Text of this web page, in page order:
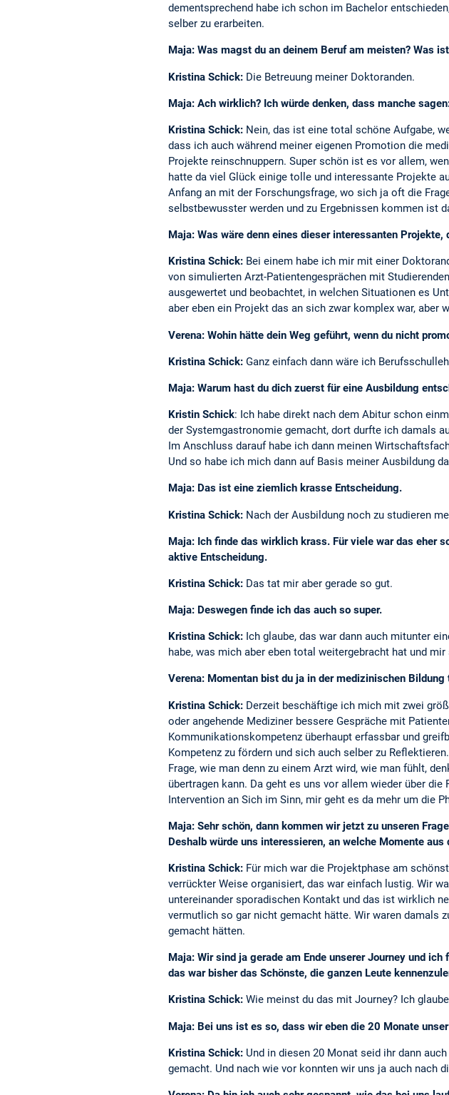
dementsprechend habe ich schon im Bachelor
selber zu erarbeiten.
Maja: Was magst du an deinem Beruf am meisten? Was
Kristina Schick: Die Betreuung meiner Doktoranden.
Maja: Ach wirklich? Ich würde denken, dass manche
Kristina Schick: Nein, das ist eine total schöne Aufgabe,
dass ich auch während meiner eigenen Promotion die
Projekte reinschnuppern. Super schön ist es vor allem,
hatte da viel Glück einige tolle und interessante Projekte
Anfang an mit der Forschungsfrage, wo sich ja oft die
selbstbewusster werden und zu Ergebnissen kommen ist
Maja: Was wäre denn eines dieser interessanten Projekte,
Kristina Schick: Bei einem habe ich mir mit einer
von simulierten Arzt-Patientengesprächen mit
ausgewertet und beobachtet, in welchen Situationen es
aber eben ein Projekt das an sich zwar komplex war,
Verena: Wohin hätte dein Weg geführt, wenn du nicht
Kristina Schick: Ganz einfach dann wäre ich
Maja: Warum hast du dich zuerst für eine Ausbildung
Kristin Schick: Ich habe direkt nach dem Abitur schon
der Systemgastronomie gemacht, dort durfte ich damals
Im Anschluss darauf habe ich dann meinen
Und so habe ich mich dann auf Basis meiner Ausbildung
Maja: Das ist eine ziemlich krasse Entscheidung.
Kristina Schick: Nach der Ausbildung noch zu studieren
Maja: Ich finde das wirklich krass. Für viele war das eher
aktive Entscheidung.
Kristina Schick: Das tat mir aber gerade so gut.
Maja: Deswegen finde ich das auch so super.
Kristina Schick: Ich glaube, das war dann auch mitunter
habe, was mich aber eben total weitergebracht hat und
Verena: Momentan bist du ja in der medizinischen
Kristina Schick: Derzeit beschäftige ich mich mit zwei
oder angehende Mediziner bessere Gespräche mit
Kommunikationskompetenz überhaupt erfassbar und
Kompetenz zu fördern und sich auch selber zu
Frage, wie man denn zu einem Arzt wird, wie man fühlt,
übertragen kann. Da geht es uns vor allem wieder über
Intervention an Sich im Sinn, mir geht es da mehr um die
Maja: Sehr schön, dann kommen wir jetzt zu unseren
Deshalb würde uns interessieren, an welche Momente
Kristina Schick: Für mich war die Projektphase am
verrückter Weise organisiert, das war einfach lustig. Wir
untereinander sporadischen Kontakt und das ist wirklich
vermutlich so gar nicht gemacht hätte. Wir waren damals
gemacht hätten.
Maja: Wir sind ja gerade am Ende unserer Journey und
das war bisher das Schönste, die ganzen Leute
Kristina Schick: Wie meinst du das mit Journey? Ich
Maja: Bei uns ist es so, dass wir eben die 20 Monate
Kristina Schick: Und in diesen 20 Monat seid ihr dann
gemacht. Und nach wie vor konnten wir uns ja auch nach